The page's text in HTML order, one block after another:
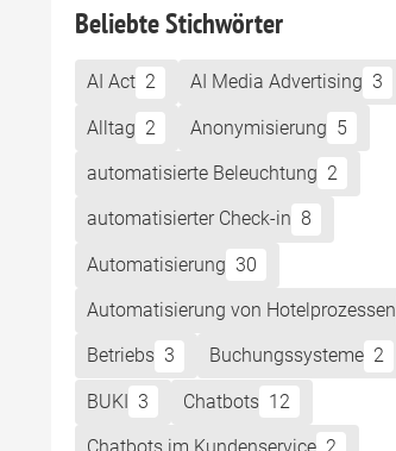
Beliebte Stichwörter
AI Act 2 AI Media Advertising 3
Alltag 2 Anonymisierung 5
automatisierte Beleuchtung 2
automatisierter Check-in 8
Automatisierung 30
Automatisierung von Hotelprozessen
Betriebs 3 Buchungssysteme 2
BUKI 3 Chatbots 12